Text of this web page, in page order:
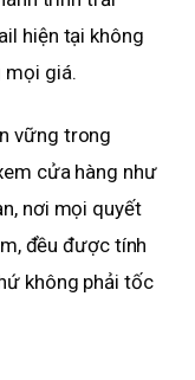
hiện tại không
mọi giá.
vững trong
cửa hàng như
nơi mọi quyết
đều được tính
không phải tốc